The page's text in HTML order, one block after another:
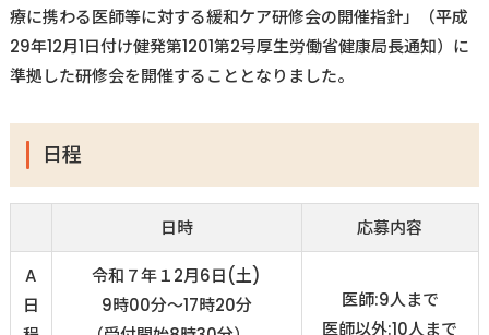
当院の取り組み 広報
お問い合わせ
療に携わる医師等に対する緩和ケア研修会の開催指針」（平成
29年12月1日付け健発第1201第2号厚生労働省健康局長通知）に
準拠した研修会を開催することとなりました。
日程
日時 応募内容
A
日
令和７年１2月6日(土)
9時00分〜17時20分
医師:9人まで
医師以外:10人まで